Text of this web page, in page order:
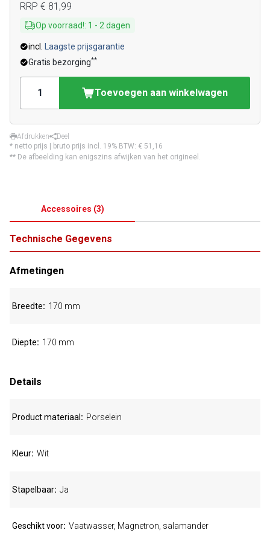
RRP € 81,99
Op voorraad!: 1 - 2 dagen
incl.
Laagste prijsgarantie
Gratis bezorging**
Toevoegen aan winkelwagen
Afdrukken
Deel
* netto prijs | bruto prijs incl. 19% BTW: € 51,16
** De afbeelding kan enigszins afwijken van het origineel.
Accessoires (3)
Technische Gegevens
Afmetingen
Breedte 170 mm
Diepte 170 mm
Details
Product materiaal Porselein
Kleur Wit
Stapelbaar Ja
Geschikt voor Vaatwasser, Magnetron, salamander